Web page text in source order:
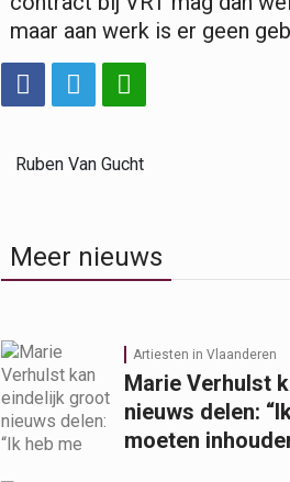
maar aan werk is er geen
Ruben Van Gucht
Meer nieuws
Artiesten in Vlaanderen
Marie Verhulst
nieuws delen:
moeten